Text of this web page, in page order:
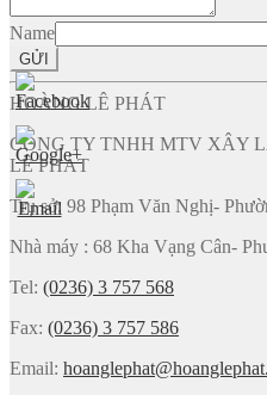
Name
GỬI
HOÀNG LÊ PHÁT
CÔNG TY TNHH MTV XÂY
LÊ PHÁT
Trụ sở: 98 Phạm Văn Nghị-
Nhà máy : 68 Kha Vạng Cân-
Tel: (0236) 3 757 568
Fax: (0236) 3 757 586
Email: